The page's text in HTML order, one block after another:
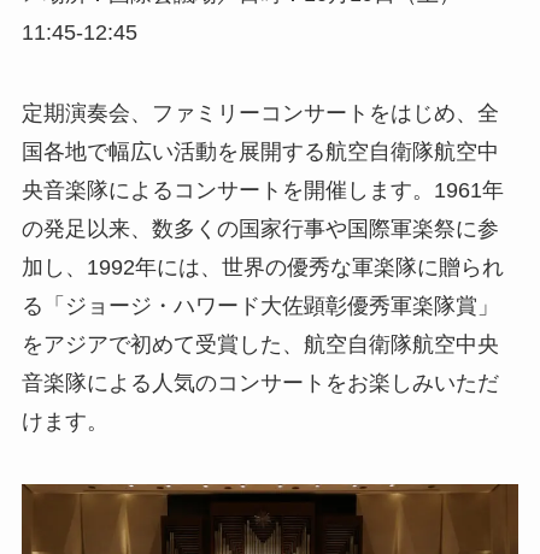
11:45-12:45
定期演奏会、ファミリーコンサートをはじめ、全
国各地で幅広い活動を展開する航空自衛隊航空中
央音楽隊によるコンサートを開催します。1961年
の発足以来、数多くの国家行事や国際軍楽祭に参
加し、1992年には、世界の優秀な軍楽隊に贈られ
る「ジョージ・ハワード大佐顕彰優秀軍楽隊賞」
をアジアで初めて受賞した、航空自衛隊航空中央
音楽隊による人気のコンサートをお楽しみいただ
けます。